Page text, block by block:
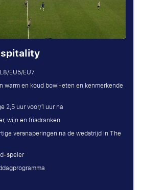
EU5/EU7
warm en koud bowl-eten en kenmerkende
2,5 uur voor/1 uur na
wijn en frisdranken
versnaperingen na de wedstrijd in The
speler